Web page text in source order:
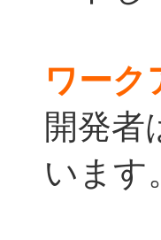
ワーク
開発者
います